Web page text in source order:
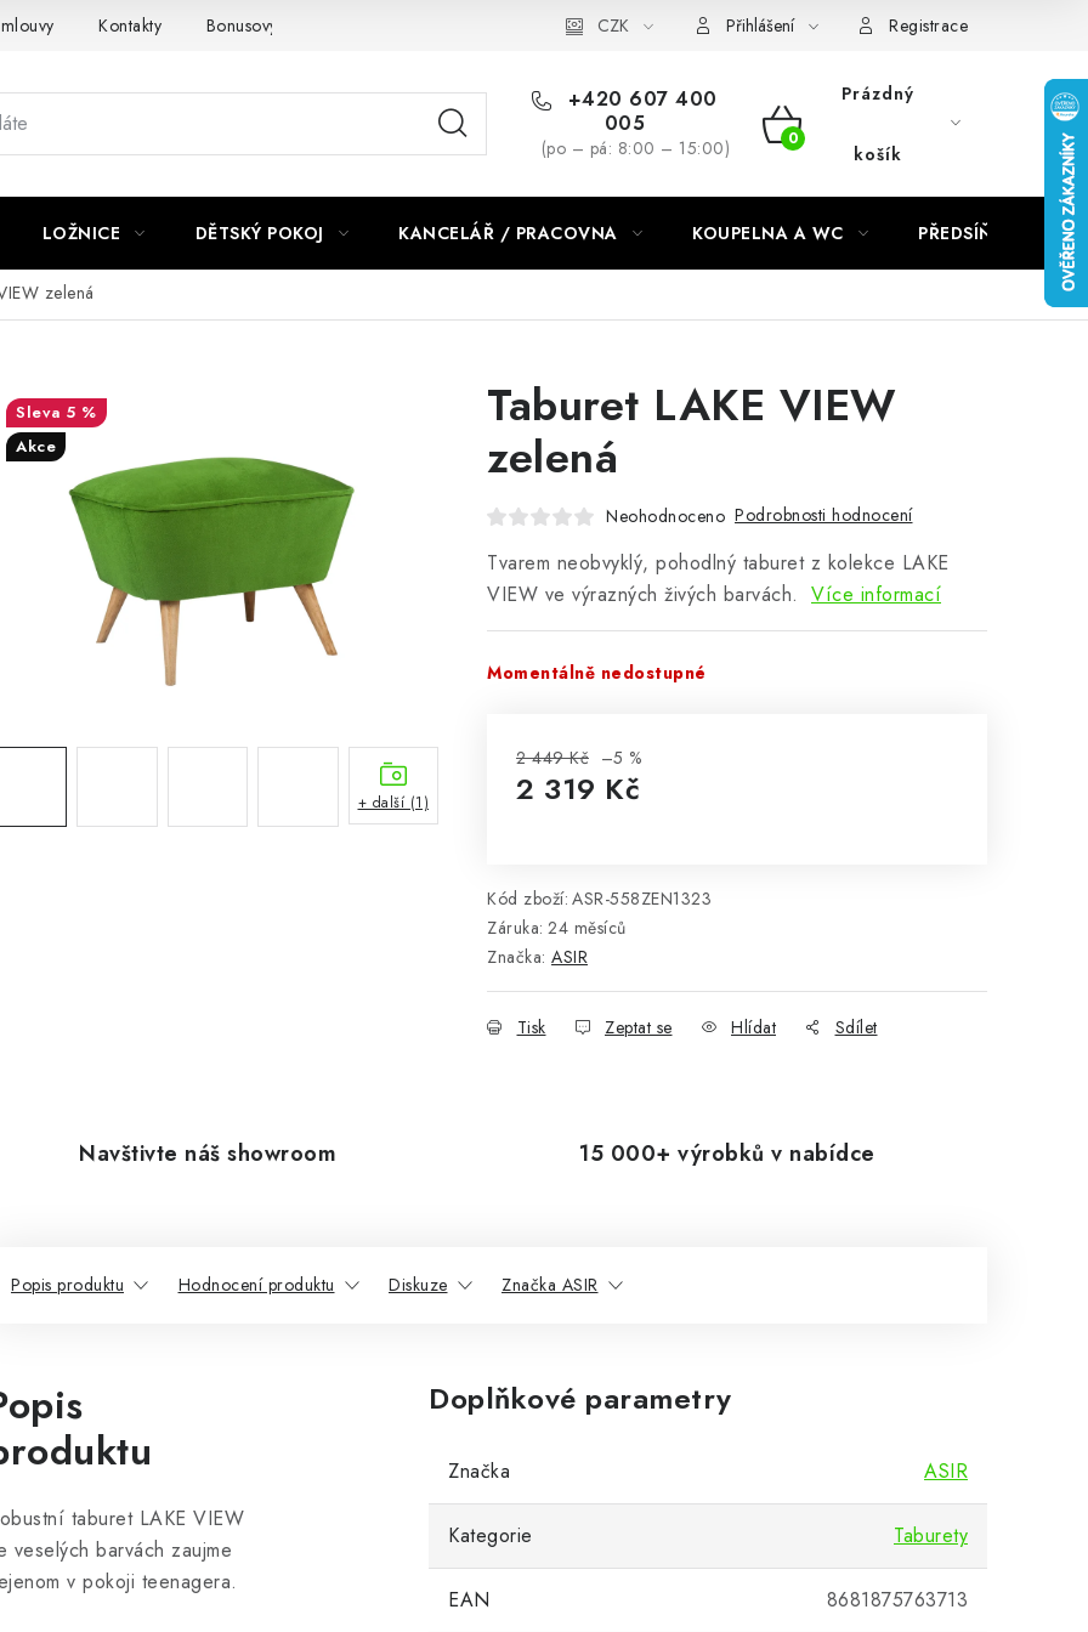
Kontakty Bonusový program NBM+ CZK Přihlášení Registrace
+420 607 400
005
(po – pá: 8:00 – 15:00)
NÁKUPNÍ
Prázdný
košík
LOŽNICE DĚTSKÝ POKOJ KANCELÁŘ / PRACOVNA KOUPELNA A WC PŘEDSÍŇ
zelená
Taburet LAKE VIEW
zelená
Neohodnoceno Podrobnosti hodnocení
Tvarem neobvyklý, pohodlný taburet z kolekce LAKE
VIEW ve výrazných živých barvách. Více informací
Momentálně nedostupné
2 449 Kč –5 %
2 319 Kč
Kód zboží: ASR-558ZEN1323
Záruka: 24 měsíců
Značka: ASIR
Tisk Zeptat se Hlídat Sdílet
5 %
Akce
+ další (1)
Navštivte náš showroom 15 000+ výrobků v nabídce
Popis produktu Hodnocení produktu Diskuze Značka ASIR
taburet LAKE VIEW
veselých barvách zaujme
v pokoji teenagera.
Doplňkové parametry
Značka ASIR
Kategorie Taburety
EAN 8681875763713